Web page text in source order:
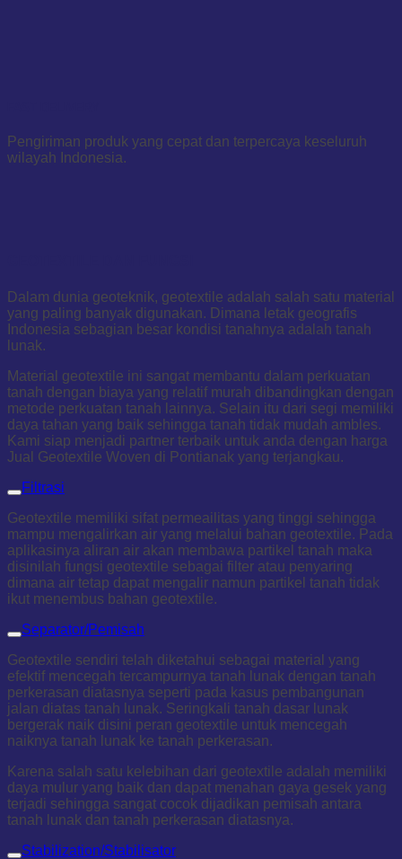
Pengiriman produk yang cepat dan terpercaya keseluruh
wilayah Indonesia.
Dalam dunia geoteknik, geotextile adalah salah satu material
yang paling banyak digunakan. Dimana letak geografis
Indonesia sebagian besar kondisi tanahnya adalah tanah
lunak.
Material geotextile ini sangat membantu dalam perkuatan
tanah dengan biaya yang relatif murah dibandingkan dengan
metode perkuatan tanah lainnya. Selain itu dari segi memiliki
daya tahan yang baik sehingga tanah tidak mudah ambles.
Kami siap menjadi partner terbaik untuk anda dengan harga
Jual Geotextile Woven di Pontianak yang terjangkau.
Filtrasi
Geotextile memiliki sifat permeailitas yang tinggi sehingga
mampu mengalirkan air yang melalui bahan geotextile. Pada
aplikasinya aliran air akan membawa partikel tanah maka
disinilah fungsi geotextile sebagai filter atau penyaring
dimana air tetap dapat mengalir namun partikel tanah tidak
ikut menembus bahan geotextile.
Separator/Pemisah
Geotextile sendiri telah diketahui sebagai material yang
efektif mencegah tercampurnya tanah lunak dengan tanah
perkerasan diatasnya seperti pada kasus pembangunan
jalan diatas tanah lunak. Seringkali tanah dasar lunak
bergerak naik disini peran geotextile untuk mencegah
naiknya tanah lunak ke tanah perkerasan.
Karena salah satu kelebihan dari geotextile adalah memiliki
daya mulur yang baik dan dapat menahan gaya gesek yang
terjadi sehingga sangat cocok dijadikan pemisah antara
tanah lunak dan tanah perkerasan diatasnya.
Stabilization/Stabilisator